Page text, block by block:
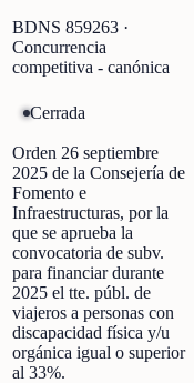
BDNS 859263 ·
Concurrencia
competitiva - canónica
Cerrada
Orden 26 septiembre
2025 de la Consejería de
Fomento e
Infraestructuras, por la
que se aprueba la
convocatoria de subv.
para financiar durante
2025 el tte. públ. de
viajeros a personas con
discapacidad física y/u
orgánica igual o superior
al 33%.